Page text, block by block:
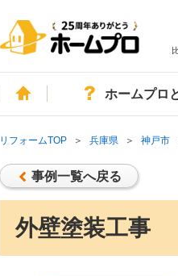
ホームホームプロ
リフォームTOP 兵庫県 神戸市
事例一覧へ戻る
外壁塗装工事